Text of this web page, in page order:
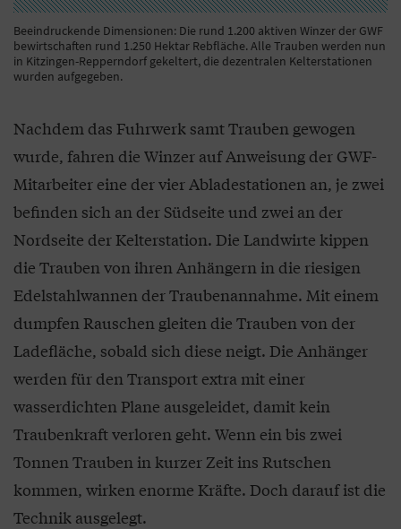
Beeindruckende Dimensionen: Die rund 1.200 aktiven Winzer der GWF
bewirtschaften rund 1.250 Hektar Rebfläche. Alle Trauben werden nun
in Kitzingen-Repperndorf gekeltert, die dezentralen Kelterstationen
wurden aufgegeben.
Nachdem das Fuhrwerk samt Trauben gewogen
wurde, fahren die Winzer auf Anweisung der GWF-
Mitarbeiter eine der vier Abladestationen an, je zwei
befinden sich an der Südseite und zwei an der
Nordseite der Kelterstation. Die Landwirte kippen
die Trauben von ihren Anhängern in die riesigen
Edelstahlwannen der Traubenannahme. Mit einem
dumpfen Rauschen gleiten die Trauben von der
Ladefläche, sobald sich diese neigt. Die Anhänger
werden für den Transport extra mit einer
wasserdichten Plane ausgeleidet, damit kein
Traubenkraft verloren geht. Wenn ein bis zwei
Tonnen Trauben in kurzer Zeit ins Rutschen
kommen, wirken enorme Kräfte. Doch darauf ist die
Technik ausgelegt.